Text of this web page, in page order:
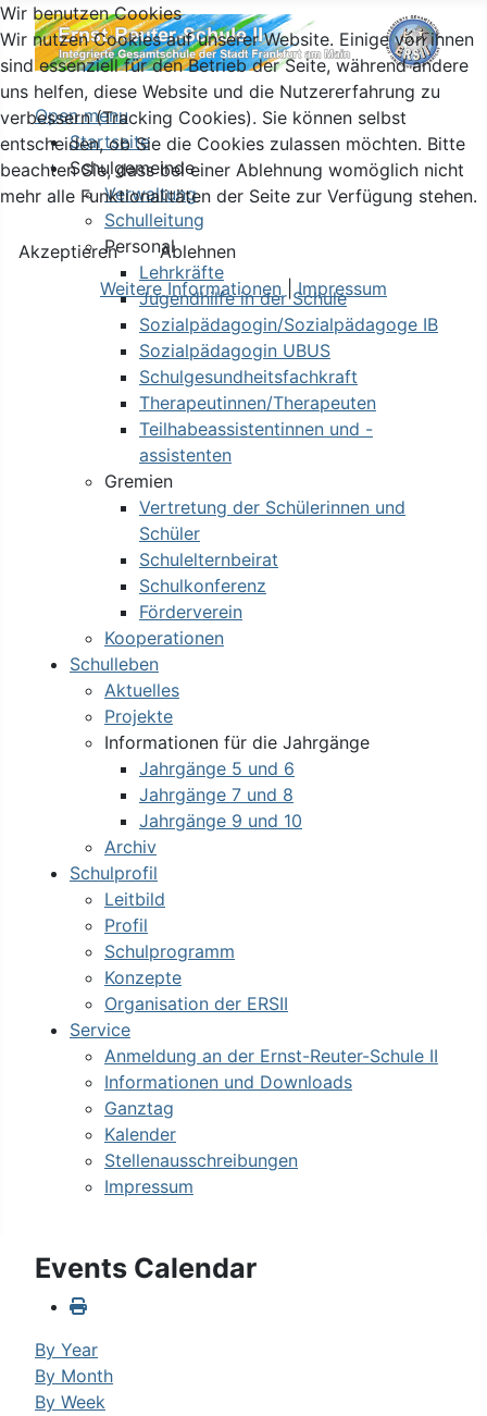
Open menu
Startseite
Schulgemeinde
Verwaltung
Schulleitung
Personal
Lehrkräfte
Jugendhilfe in der Schule
Sozialpädagogin/Sozialpädagoge IB
Sozialpädagogin UBUS
Schulgesundheitsfachkraft
Therapeutinnen/Therapeuten
Teilhabeassistentinnen und -
assistenten
Gremien
Vertretung der Schülerinnen und
Schüler
Schulelternbeirat
Schulkonferenz
Förderverein
Kooperationen
Schulleben
Aktuelles
Projekte
Informationen für die Jahrgänge
Jahrgänge 5 und 6
Jahrgänge 7 und 8
Jahrgänge 9 und 10
Archiv
Schulprofil
Leitbild
Profil
Schulprogramm
Konzepte
Organisation der ERSII
Service
Anmeldung an der Ernst-Reuter-Schule II
Informationen und Downloads
Ganztag
Kalender
Stellenausschreibungen
Impressum
Events Calendar
By Year
By Month
By Week
Wir benutzen Cookies
Wir nutzen Cookies auf unserer Website. Einige von ihnen
sind essenziell für den Betrieb der Seite, während andere
uns helfen, diese Website und die Nutzererfahrung zu
verbessern (Tracking Cookies). Sie können selbst
entscheiden, ob Sie die Cookies zulassen möchten. Bitte
beachten Sie, dass bei einer Ablehnung womöglich nicht
mehr alle Funktionalitäten der Seite zur Verfügung stehen.
Akzeptieren
Ablehnen
Weitere Informationen |Impressum